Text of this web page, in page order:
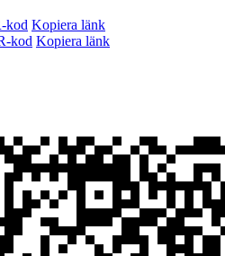
kod Kopiera länk
kod Kopiera länk